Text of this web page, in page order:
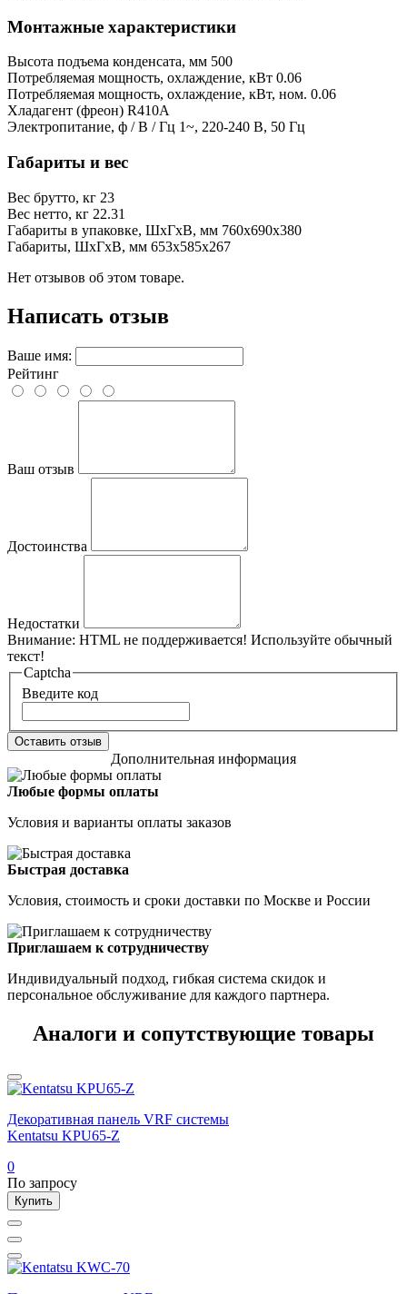
Монтажные характеристики
Высота подъема конденсата, мм 500
Потребляемая мощность, охлаждение, кВт 0.06
Потребляемая мощность, охлаждение, кВт, ном. 0.06
Хладагент (фреон) R410A
Электропитание, ф / В / Гц 1~, 220-240 В, 50 Гц
Габариты и вес
Вес брутто, кг 23
Вес нетто, кг 22.31
Габариты в упаковке, ШхГхВ, мм 760x690x380
Габариты, ШхГхВ, мм 653x585x267
Нет отзывов об этом товаре.
Написать отзыв
Ваше имя:
Рейтинг
Ваш отзыв
Достоинства
Недостатки
Внимание: HTML не поддерживается! Используйте обычный
текст!
Captcha
Введите код
Оставить отзыв
Дополнительная информация
Любые формы оплаты
Условия и варианты оплаты заказов
Быстрая доставка
Условия, стоимость и сроки доставки по Москве и России
Приглашаем к сотрудничеству
Индивидуальный подход, гибкая система скидок и
персональное обслуживание для каждого партнера.
Аналоги и сопутствующие товары
Декоративная панель VRF системы
Kentatsu KPU65-Z
0
По запросу
Купить